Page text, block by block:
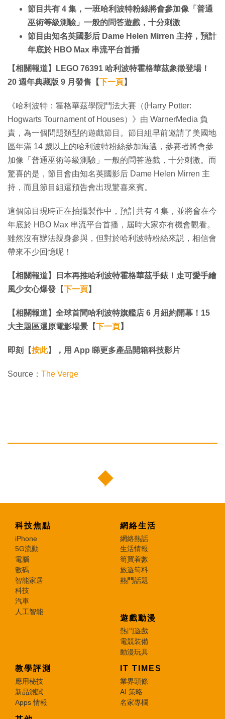
節目共有 4 集，一班哈利波特粉絲將會參加像「普通
巫術等級測驗」一般的問答遊戲，十分刺激
節目由知名英國影后 Dame Helen Mirren 主持，預計
年底於 HBO Max 串流平台首播
【相關報道】LEGO 76391 哈利波特霍格華茲象徵登場！
20 週年典藏版 9 月發售【下一頁】
《哈利波特：霍格華茲學院鬥法大賽（(Harry Potter:
Hogwarts Tournament of Houses）》由 WarnerMedia 負
責，為一個問題類型的遊戲節目。節目組早前邀請了美國地
區年滿 14 歲以上的哈利波特粉絲參加海選，參賽者將會參
加像「普通巫術等級測驗」一般的問答遊戲，十分刺激。而
驚喜的是，節目會由知名英國影后 Dame Helen Mirren 主
持，而且節目組還預告會出現驚喜來賓。
這個節目現時正在拍攝製作中，預計共有 4 集，並將會在今
年底於 HBO Max 串流平台首播，屆時大家亦有機會觀看。
雖然沒有辦法親身參與，但對於哈利波特粉絲來説，相信會
帶來不少回憶呢！
【相關報道】日本再推哈利波特霍格華茲手錶！走可愛手繪
風少女心爆發【下一頁】
【相關報道】全球首間哈利波特旗艦店 6 月紐約開幕！15
大主題區還原電影場景【下一頁】​​​​​​​
即刻【按此】，用 App 睇更多產品開箱科技影片
Source： The Verge
科技焦點
iPhone
5G流動
電腦
數碼
智能家居
科技
汽車
人工智能
網絡生活
網絡熱話
生活情報
筍買着數
旅遊筍料
熱門話題
遊戲動漫
熱門遊戲
電競裝備
動漫玩具
教學評測
應用秘技
新品測試
Apps 情報
IT TIMES
業界頭條
AI 策略
名家專欄